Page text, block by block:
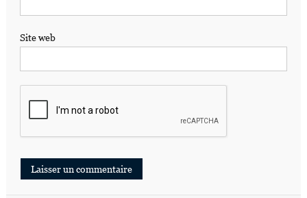
Site web